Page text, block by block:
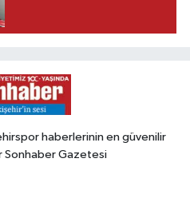
haberlerinin en güvenilir
Sonhaber Gazetesi